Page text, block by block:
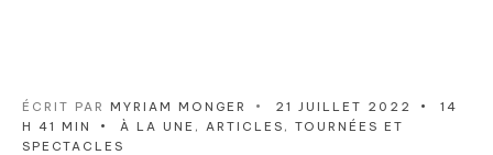
ÉCRIT PAR MYRIAM MONGER • 21 JUILLET 2022 •
14
H 41 MIN
• À LA UNE , ARTICLES , TOURNÉES ET
SPECTACLES